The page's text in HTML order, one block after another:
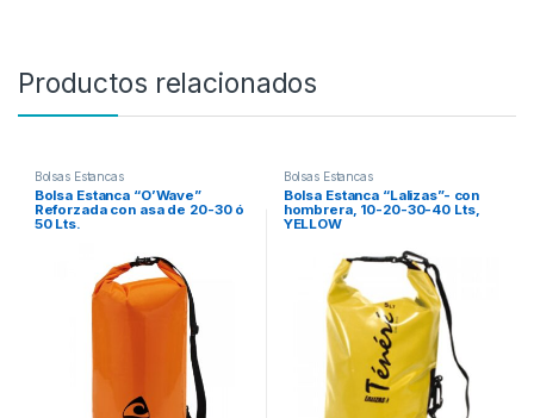
Productos relacionados
Bolsas Estancas
Bolsa Estanca “O’Wave”
Reforzada con asa de 20-30 ó
50 Lts.
Bolsas Estancas
Bolsa Estanca “Lalizas”- con
hombrera, 10-20-30-40 Lts,
YELLOW